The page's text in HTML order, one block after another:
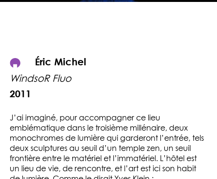
Éric Michel
WindsoR Fluo
2011
J’ai imaginé, pour accompagner ce lieu
emblématique dans le troisième millénaire, deux
monochromes de lumière qui garderont l’entrée, tels
deux sculptures au seuil d’un temple zen, un seuil
frontière entre le matériel et l’immatériel. L’hôtel est
un lieu de vie, de rencontre, et l’art est ici son habit